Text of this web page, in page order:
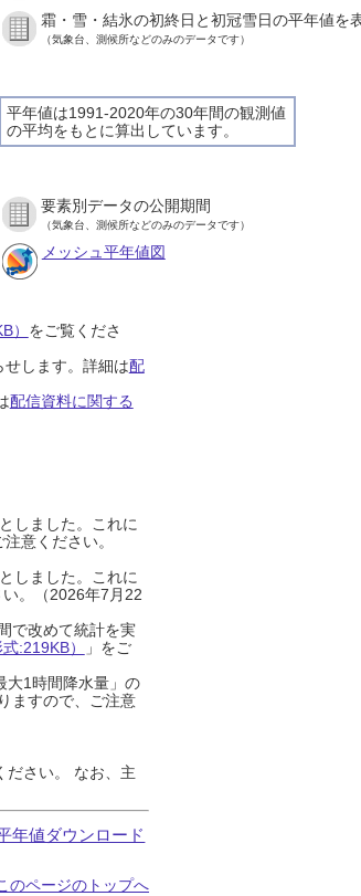
霜・雪・結氷の初終日と初冠雪日の平年値を
（気象台、測候所などのみのデータです）
平年値は1991-2020年の30年間の観測値
の平均をもとに算出しています。
要素別データの公開期間
（気象台、測候所などのみのデータです）
メッシュ平年値図
） をご覧くださ
します。詳細は配
配信資料に関する
しました。これに
意ください。
しました。これに
。（2026年7月22
で改めて統計を実
:219KB）
」をご
大1時間降水量」の
ますので、ご注意
ださい。 なお、主
年値ダウンロード
のページのトップへ